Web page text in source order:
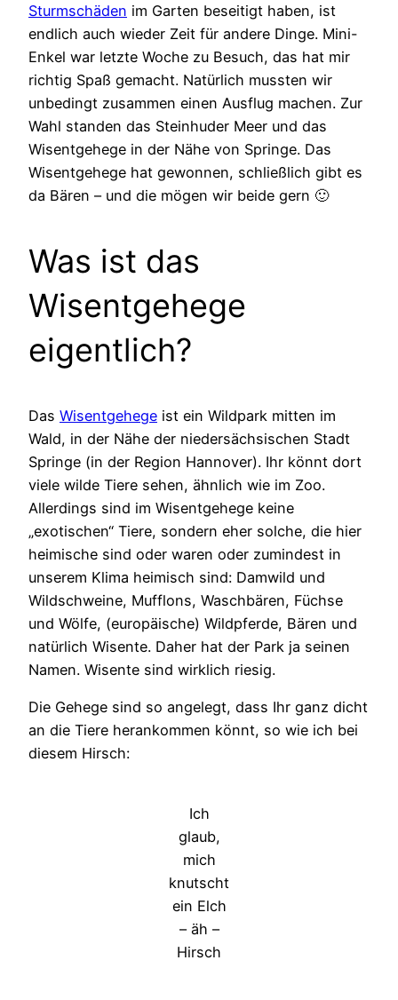
Sturmschäden im Garten beseitigt haben, ist
endlich auch wieder Zeit für andere Dinge. Mini-
Enkel war letzte Woche zu Besuch, das hat mir
richtig Spaß gemacht. Natürlich mussten wir
unbedingt zusammen einen Ausflug machen. Zur
Wahl standen das Steinhuder Meer und das
Wisentgehege in der Nähe von Springe. Das
Wisentgehege hat gewonnen, schließlich gibt es
da Bären – und die mögen wir beide gern 🙂
Was ist das
Wisentgehege
eigentlich?
Das Wisentgehege ist ein Wildpark mitten im
Wald, in der Nähe der niedersächsischen Stadt
Springe (in der Region Hannover). Ihr könnt dort
viele wilde Tiere sehen, ähnlich wie im Zoo.
Allerdings sind im Wisentgehege keine
„exotischen“ Tiere, sondern eher solche, die hier
heimische sind oder waren oder zumindest in
unserem Klima heimisch sind: Damwild und
Wildschweine, Mufflons, Waschbären, Füchse
und Wölfe, (europäische) Wildpferde, Bären und
natürlich Wisente. Daher hat der Park ja seinen
Namen. Wisente sind wirklich riesig.
Die Gehege sind so angelegt, dass Ihr ganz dicht
an die Tiere herankommen könnt, so wie ich bei
diesem Hirsch:
Ich
glaub,
mich
knutscht
ein Elch
– äh –
Hirsch